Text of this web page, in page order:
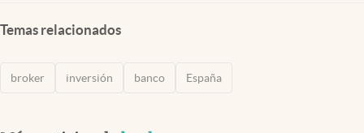
Temas relacionados
broker inversión banco España